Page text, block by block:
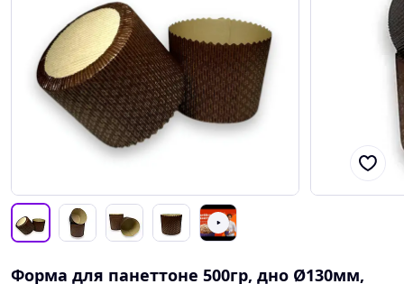
Форма для панеттоне 500гр, дно Ø130мм,